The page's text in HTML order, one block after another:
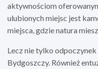
aktywnościom
ulubionych miejsc jest
miejsca, gdzie natura
Lecz nie tylko
Bydgoszczy. Również